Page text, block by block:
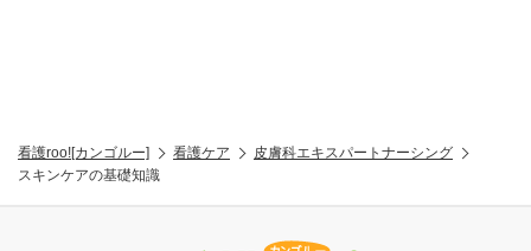
看護roo![カンゴルー] 看護ケア
皮膚科エキスパートナーシング
スキンケアの基礎知識